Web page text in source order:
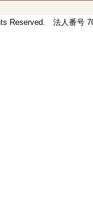
Reserved. 法人番号